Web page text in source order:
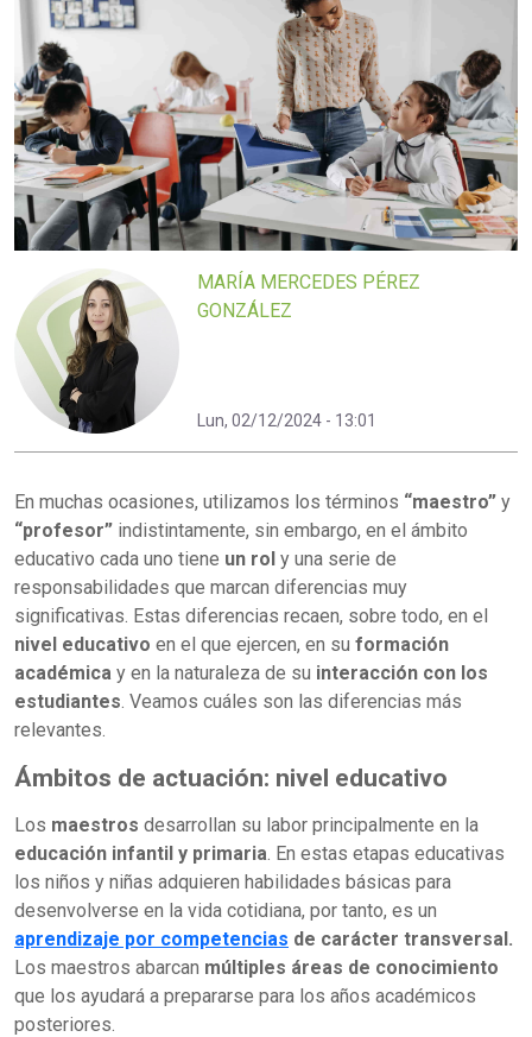
MARÍA MERCEDES PÉREZ
GONZÁLEZ
Lun, 02/12/2024 - 13:01
En muchas ocasiones, utilizamos los términos “maestro” y
“profesor” indistintamente, sin embargo, en el ámbito
educativo cada uno tiene un rol y una serie de
responsabilidades que marcan diferencias muy
significativas. Estas diferencias recaen, sobre todo, en el
nivel educativo en el que ejercen, en su formación
académica y en la naturaleza de su interacción con los
estudiantes. Veamos cuáles son las diferencias más
relevantes.
Ámbitos de actuación: nivel educativo
Los maestros desarrollan su labor principalmente en la
educación infantil y primaria. En estas etapas educativas
los niños y niñas adquieren habilidades básicas para
desenvolverse en la vida cotidiana, por tanto, es un
aprendizaje por competencias de carácter transversal.
Los maestros abarcan múltiples áreas de conocimiento
que los ayudará a prepararse para los años académicos
posteriores.